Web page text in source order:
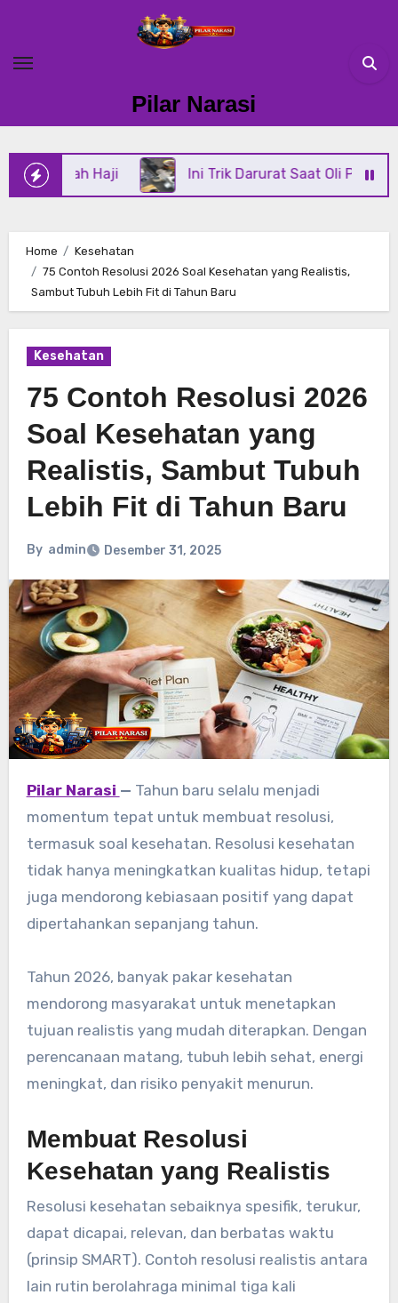
content
Pilar Narasi
Haji Ini Trik Darurat Saat Oli Power Steering Di
Home
Kesehatan
75 Contoh Resolusi 2026 Soal Kesehatan yang Realistis,
Sambut Tubuh Lebih Fit di Tahun Baru
Kesehatan
75 Contoh Resolusi 2026
Soal Kesehatan yang
Realistis, Sambut Tubuh
Lebih Fit di Tahun Baru
By admin Desember 31, 2025
Pilar Narasi — Tahun baru selalu menjadi
momentum tepat untuk membuat resolusi,
termasuk soal kesehatan. Resolusi kesehatan
tidak hanya meningkatkan kualitas hidup, tetapi
juga mendorong kebiasaan positif yang dapat
dipertahankan sepanjang tahun.
Tahun 2026, banyak pakar kesehatan
mendorong masyarakat untuk menetapkan
tujuan realistis yang mudah diterapkan. Dengan
perencanaan matang, tubuh lebih sehat, energi
meningkat, dan risiko penyakit menurun.
Membuat Resolusi
Kesehatan yang Realistis
Resolusi kesehatan sebaiknya spesifik, terukur,
dapat dicapai, relevan, dan berbatas waktu
(prinsip SMART). Contoh resolusi realistis antara
lain rutin berolahraga minimal tiga kali